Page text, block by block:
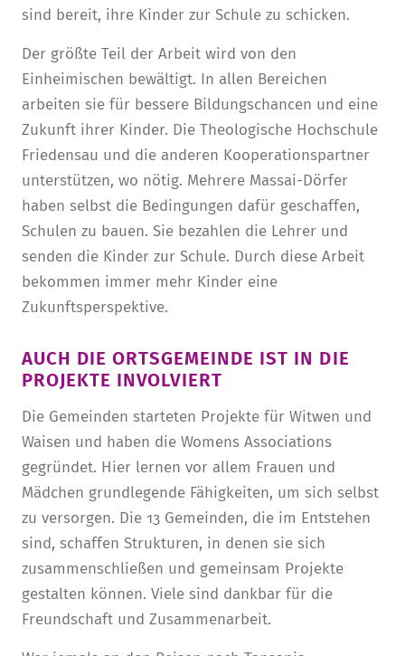
sind bereit, ihre Kinder zur Schule zu schicken.
Der größte Teil der Arbeit wird von den
Einheimischen bewältigt. In allen Bereichen
arbeiten sie für bessere Bildungschancen und eine
Zukunft ihrer Kinder. Die Theologische Hochschule
Friedensau und die anderen Kooperationspartner
unterstützen, wo nötig. Mehrere Massai-Dörfer
haben selbst die Bedingungen dafür geschaffen,
Schulen zu bauen. Sie bezahlen die Lehrer und
senden die Kinder zur Schule. Durch diese Arbeit
bekommen immer mehr Kinder eine
Zukunftsperspektive.
AUCH DIE ORTSGEMEINDE IST IN DIE
PROJEKTE INVOLVIERT
Die Gemeinden starteten Projekte für Witwen und
Waisen und haben die Womens Associations
gegründet. Hier lernen vor allem Frauen und
Mädchen grundlegende Fähigkeiten, um sich selbst
zu versorgen. Die 13 Gemeinden, die im Entstehen
sind, schaffen Strukturen, in denen sie sich
zusammenschließen und gemeinsam Projekte
gestalten können. Viele sind dankbar für die
Freundschaft und Zusammenarbeit.